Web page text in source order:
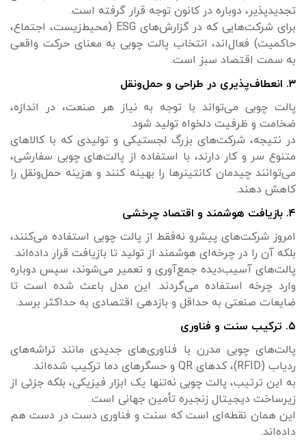
تجدیدپذیر، دوباره در کانون توجه قرار گرفته است.
برای شرکت‌هایی که در گزارش‌های ESG (محیط‌زیست، اجتماع،
حاکمیت) فعال‌اند، انتخاب پالت چوبی به معنای حرکت واقعی
به سمت اقتصاد سبز است.
۳. انعطاف‌پذیری در طراحی و حمل‌ونقل
پالت چوبی می‌تواند با توجه به نیاز هر صنعت، در اندازه،
ضخامت و ظرفیت دلخواه تولید شود.
در نتیجه، شرکت‌های بزرگ لجستیکی و تولیدی که با کالاهای
متنوع سر و کار دارند، با استفاده از پالت‌های چوبی سفارشی،
می‌توانند چیدمان کانتینرها را بهینه کنند و هزینه حمل‌ونقل را
کاهش دهند.
۴. بازیافت هوشمند و اقتصاد چرخشی
امروز شرکت‌های پیشرو نه‌فقط از پالت چوبی استفاده می‌کنند،
بلکه آن را در چرخه‌ای هوشمند از تولید تا بازیافت قرار داده‌اند.
پالت‌های آسیب‌دیده جمع‌آوری و تعمیر می‌شوند، سپس دوباره
وارد چرخه استفاده می‌گردند. این مدل باعث شده است تا
ضایعات صنعتی به حداقل و بازدهی اقتصادی به حداکثر برسد.
۵. ترکیب سنت و فناوری
پالت‌های چوبی مدرن با فناوری‌های جدیدی مانند تراشه‌های
ردیاب (RFID)، کدهای QR و حسگرهای دما ترکیب شده‌اند.
به این ترتیب، پالت چوبی نه‌تنها یک ابزار فیزیکی، بلکه جزئی از
زیرساخت دیجیتال زنجیره تأمین جهانی است.
این همان نقطه‌ای است که سنت و فناوری دست در دست هم
داده‌اند.